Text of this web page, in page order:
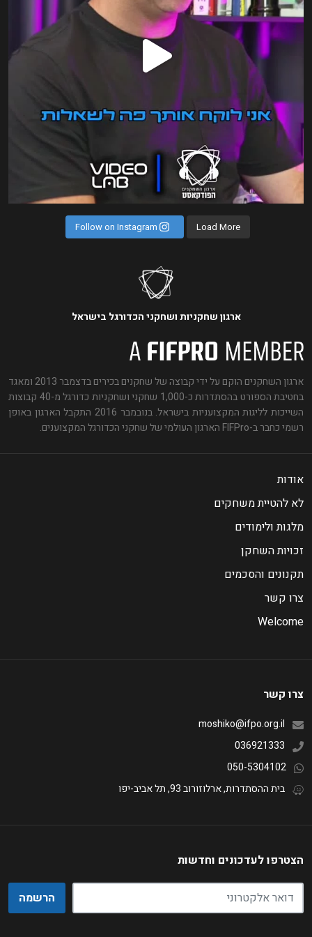
Load More
Follow on Instagram
ארגון שחקניות ושחקני הכדורגל בישראל
ארגון השחקנים הוקם על ידי קבוצה של שחקנים בכירים בדצמבר 2013 ומאגד
בחטיבת הספורט בהסתדרות כ-1,000 שחקני ושחקניות כדורגל מ-40 קבוצות
השייכות לליגות המקצועניות בישראל. בנובמבר 2016 התקבל הארגון באופן
רשמי כחבר ב-FIFPro הארגון העולמי של שחקני הכדורגל המקצוענים.
אודות
לא להטיית משחקים
מלגות ולימודים
זכויות השחקן
תקנונים והסכמים
צרו קשר
Welcome
צרו קשר
בית ההסתדרות, ארלוזורוב 93, תל אביב-יפו
הצטרפו לעדכונים וחדשות